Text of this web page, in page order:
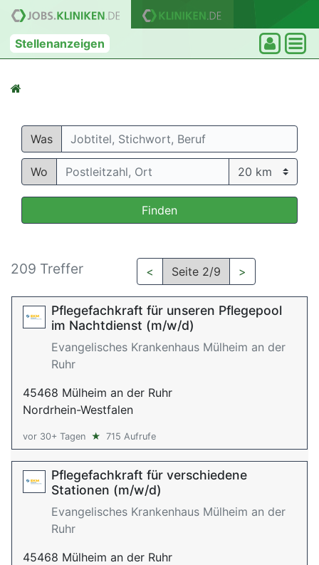
Stellenanzeigen
Was
Wo
Finden
209 Treffer < Seite 2/9 >
Pflegefachkraft für unseren Pflegepool
im Nachtdienst (m/w/d)
Evangelisches Krankenhaus Mülheim an der
Ruhr
45468 Mülheim an der Ruhr
Nordrhein-Westfalen
vor 30+ Tagen ★ 715 Aufrufe
Pflegefachkraft für verschiedene
Stationen (m/w/d)
Evangelisches Krankenhaus Mülheim an der
Ruhr
45468 Mülheim an der Ruhr